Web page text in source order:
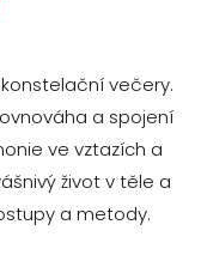
večery.
a spojení
ve vztazích a
život v těle a
a metody.